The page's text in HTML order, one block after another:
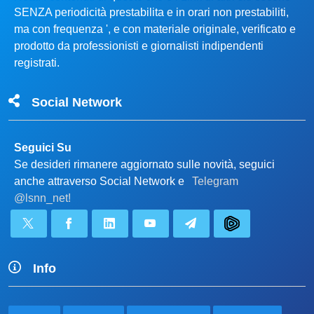
SENZA periodicità prestabilita e in orari non prestabiliti,
ma con frequenza ', e con materiale originale, verificato e
prodotto da professionisti e giornalisti indipendenti
registrati.
Social Network
Seguici Su
Se desideri rimanere aggiornato sulle novità, seguici
anche attraverso Social Network e
Telegram
@lsnn_net!
Info